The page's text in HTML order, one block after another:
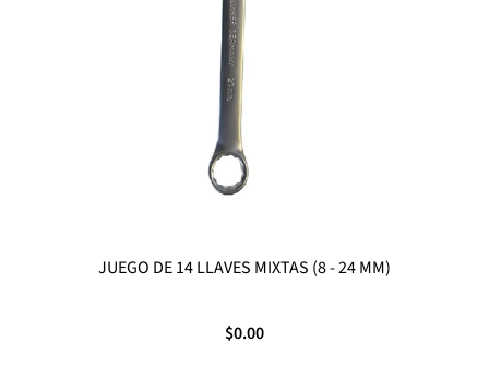
JUEGO DE 14 LLAVES MIXTAS (8 - 24 MM)
$0.00